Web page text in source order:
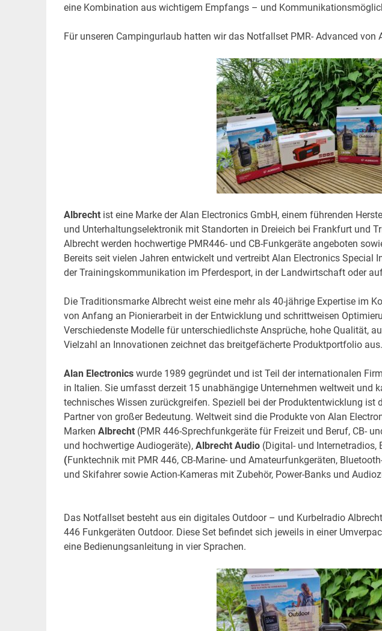
eine Kombination aus wichtigem Empfangs – und
Für unseren Campingurlaub hatten wir das Notfallset PMR- Advanced von
Albrecht ist eine Marke der Alan Electronics GmbH, einem führenden
und Unterhaltungselektronik mit Standorten in Dreieich bei Frankfurt und
Albrecht werden hochwertige PMR446- und CB-Funkgeräte angeboten
Bereits seit vielen Jahren entwickelt und vertreibt Alan Electronics Special
der Trainingskommunikation im Pferdesport, in der Landwirtschaft oder
Die Traditionsmarke Albrecht weist eine mehr als 40-jährige Expertise im
von Anfang an Pionierarbeit in der Entwicklung und schrittweisen
Verschiedenste Modelle für unterschiedlichste Ansprüche, hohe Qualität,
Vielzahl an Innovationen zeichnet das breitgefächerte Produktportfolio aus.
Alan Electronicswurde 1989 gegründet und ist Teil der internationalen
in Italien. Sie umfasst derzeit 15 unabhängige Unternehmen weltweit und
technisches Wissen zurückgreifen. Speziell bei der Produktentwicklung ist
Partner von großer Bedeutung. Weltweit sind die Produkte von Alan
Marken Albrecht(PMR 446-Sprechfunkgeräte für Freizeit und Beruf, CB-
und hochwertige Audiogeräte), Albrecht Audio(Digital- und Internetradios,
(Funktechnik mit PMR 446, CB-Marine- und Amateurfunkgeräten,
und Skifahrer sowie Action-Kameras mit Zubehör, Power-Banks und
Das Notfallset besteht aus ein digitales Outdoor – und Kurbelradio
446 Funkgeräten Outdoor. Diese Set befindet sich jeweils in einer
eine Bedienungsanleitung in vier Sprachen.